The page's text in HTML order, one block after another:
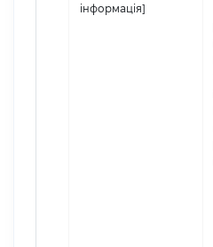
інформація]